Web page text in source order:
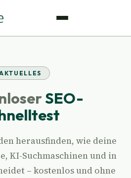
SEO-
herausfinden, wie deine
KI-Suchmaschinen und in
– kostenlos und ohne